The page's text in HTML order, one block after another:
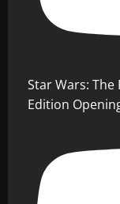
Star Wars:
Edition